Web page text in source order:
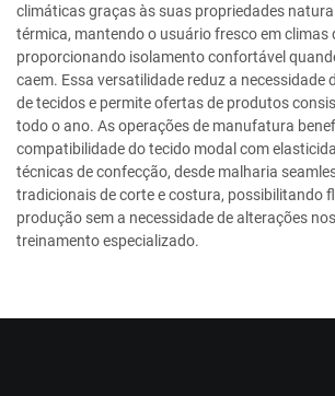
climáticas graças às suas propriedades
térmica, mantendo o usuário fresco em climas
proporcionando isolamento confortável
caem. Essa versatilidade reduz a necessidade
de tecidos e permite ofertas de produtos
todo o ano. As operações de manufatura
compatibilidade do tecido modal com
técnicas de confecção, desde malharia
tradicionais de corte e costura, possibilitando
produção sem a necessidade de alterações
treinamento especializado.